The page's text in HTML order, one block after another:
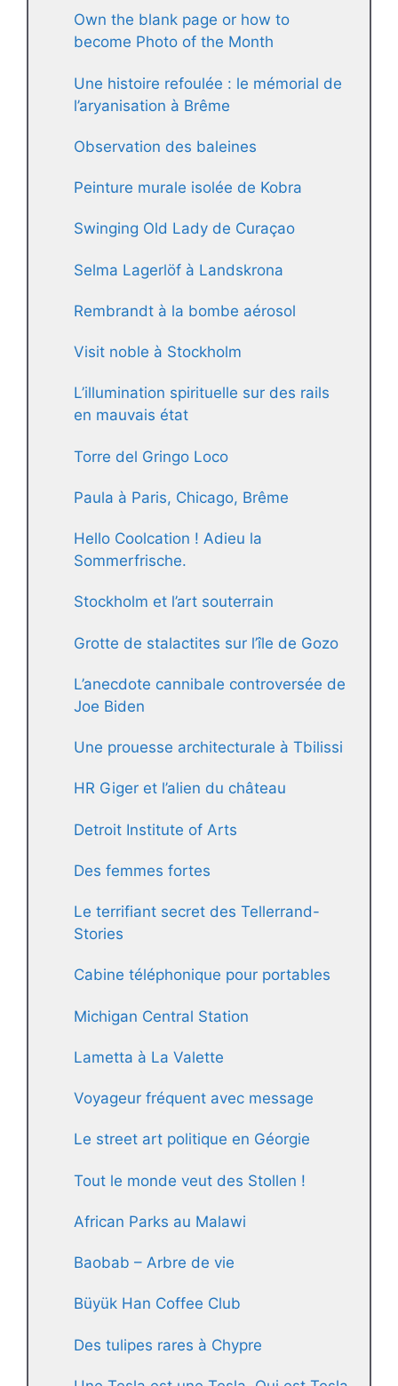
Own the blank page or how to
become Photo of the Month
Une histoire refoulée : le mémorial de
l’aryanisation à Brême
Observation des baleines
Peinture murale isolée de Kobra
Swinging Old Lady de Curaçao
Selma Lagerlöf à Landskrona
Rembrandt à la bombe aérosol
Visit noble à Stockholm
L’illumination spirituelle sur des rails
en mauvais état
Torre del Gringo Loco
Paula à Paris, Chicago, Brême
Hello Coolcation ! Adieu la
Sommerfrische.
Stockholm et l’art souterrain
Grotte de stalactites sur l’île de Gozo
L’anecdote cannibale controversée de
Joe Biden
Une prouesse architecturale à Tbilissi
HR Giger et l’alien du château
Detroit Institute of Arts
Des femmes fortes
Le terrifiant secret des Tellerrand-
Stories
Cabine téléphonique pour portables
Michigan Central Station
Lametta à La Valette
Voyageur fréquent avec message
Le street art politique en Géorgie
Tout le monde veut des Stollen !
African Parks au Malawi
Baobab – Arbre de vie
Büyük Han Coffee Club
Des tulipes rares à Chypre